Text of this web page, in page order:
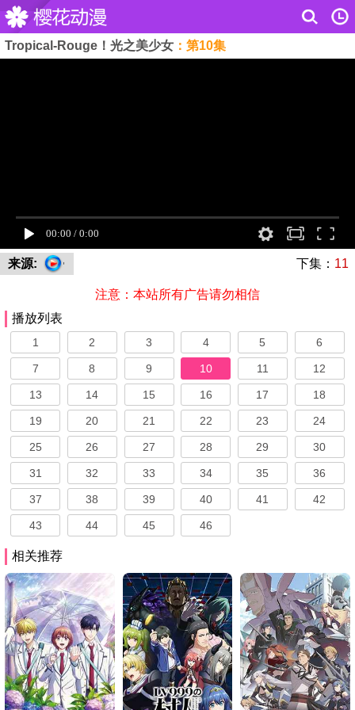
Tropical-Rouge！光之美少女 ：第10集
来源: 下集： 11
注意：本站所有广告请勿相信
播放列表
1 2 3 4 5 6
7 8 9 10 11 12
13 14 15 16 17 18
19 20 21 22 23 24
25 26 27 28 29 30
31 32 33 34 35 36
37 38 39 40 41 42
43 44 45 46
相关推荐